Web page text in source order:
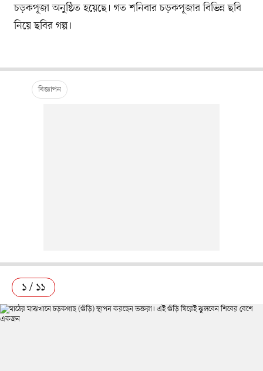
চড়কপূজা অনুষ্ঠিত হয়েছে। গত শনিবার চড়কপূজার বিভিন্ন ছবি
নিয়ে ছবির গল্প।
১ / ১১